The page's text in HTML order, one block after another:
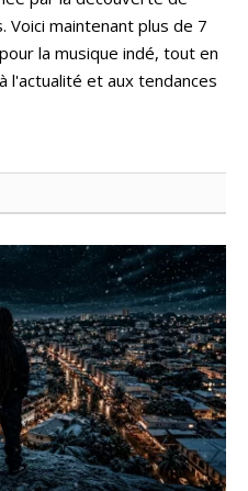
Voici maintenant plus de 7
la musique indé, tout en
l'actualité et aux tendances